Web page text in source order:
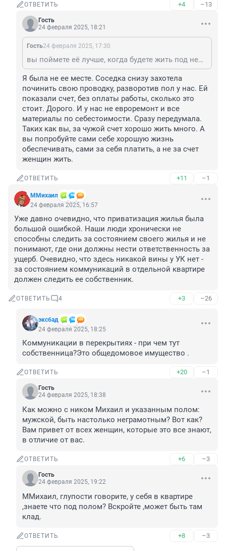
ОТВЕТИТЬ +4 –13
Гость
24 февраля 2025, 18:21
Гость24 февраля 2025, 17:30
вы поймете её лучше, когда будете жить под ней))
Я была не ее месте. Соседка снизу захотела
починить свою проводку, разворотив пол у нас. Ей
показали счет, без оплаты работы, сколько это
стоит. Дорого. И у нас не евроремонт и все
материалы по себестоимости. Сразу передумала.
Таких как вы, за чужой счет хорошо жить много. А
вы попробуйте сами себе хорошую жизнь
обеспечивать, сами за себя платить, а не за счет
женщин жить.
ОТВЕТИТЬ +11 –1
ММихаил
24 февраля 2025, 16:57
Уже давно очевидно, что приватизация жилья была
большой ошибкой. Наши люди хронически не
способны следить за состоянием своего жилья и не
понимают, где они должны нести ответственность за
ущерб. Очевидно, что здесь никакой вины у УК нет -
за состоянием коммуникаций в отдельной квартире
должен следить ее собственник.
ОТВЕТИТЬ 4 +3 –26
эксбад
24 февраля 2025, 18:25
Коммуникации в перекрытиях - при чем тут
собственница?Это общедомовое имущество .
ОТВЕТИТЬ +20 –1
Гость
24 февраля 2025, 18:38
Как можно с ником Михаил и указанным полом:
мужской, быть настолько неграмотным? Вот как?
Вам привет от всех женщин, которые это все знают,
в отличие от вас.
ОТВЕТИТЬ +6 –3
Гость
24 февраля 2025, 19:22
ММихаил, глупости говорите, у себя в квартире
,знаете что под полом? Вскройте ,может быть там
клад.
ОТВЕТИТЬ +8 –3